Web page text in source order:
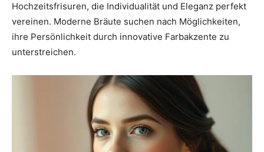
Hochzeitsfrisuren, die Individualität und Eleganz perfekt
vereinen. Moderne Bräute suchen nach Möglichkeiten,
ihre Persönlichkeit durch innovative Farbakzente zu
unterstreichen.